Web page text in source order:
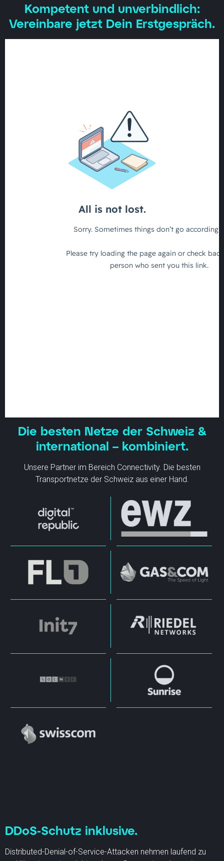
Kompetent und unverbindlich:
Vereinbare jetzt Dein Erstgespräch.
Die besten Netze der Schweiz &
international – kombiniert.
Unsere Partner im Bereich Connectivity. Die besten
Transportnetze der Schweiz aus einer Hand.
DDoS-Schutz inklusive.
Distributed-Denial-of-Service-Attacken nehmen laufend zu